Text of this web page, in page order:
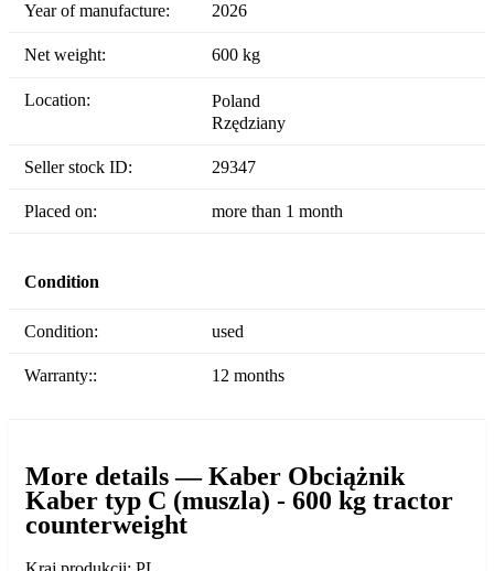
Year of manufacture: 2026
Net weight: 600 kg
Location:
Poland
Rzędziany
Seller stock ID: 29347
Placed on: more than 1 month
Condition
Condition: used
Warranty:: 12 months
More details — Kaber Obciążnik
Kaber typ C (muszla) - 600 kg tractor
counterweight